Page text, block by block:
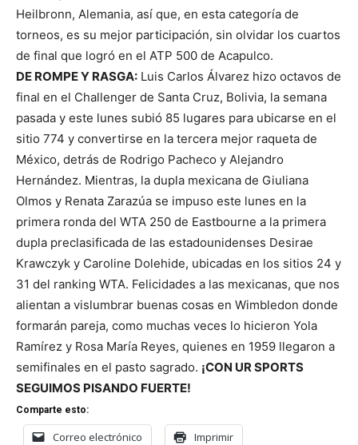
Heilbronn, Alemania, así que, en esta categoría de
torneos, es su mejor participación, sin olvidar los cuartos
de final que logró en el ATP 500 de Acapulco.
DE ROMPE Y RASGA: Luis Carlos Álvarez hizo octavos de
final en el Challenger de Santa Cruz, Bolivia, la semana
pasada y este lunes subió 85 lugares para ubicarse en el
sitio 774 y convertirse en la tercera mejor raqueta de
México, detrás de Rodrigo Pacheco y Alejandro
Hernández. Mientras, la dupla mexicana de Giuliana
Olmos y Renata Zarazúa se impuso este lunes en la
primera ronda del WTA 250 de Eastbourne a la primera
dupla preclasificada de las estadounidenses Desirae
Krawczyk y Caroline Dolehide, ubicadas en los sitios 24 y
31 del ranking WTA. Felicidades a las mexicanas, que nos
alientan a vislumbrar buenas cosas en Wimbledon donde
formarán pareja, como muchas veces lo hicieron Yola
Ramírez y Rosa María Reyes, quienes en 1959 llegaron a
semifinales en el pasto sagrado. ¡CON UR SPORTS
SEGUIMOS PISANDO FUERTE!
Comparte esto:
Correo electrónico Imprimir